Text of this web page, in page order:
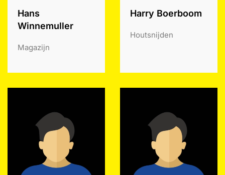
Hans
Winnemuller
Magazijn
Harry Boerboom
Houtsnijden